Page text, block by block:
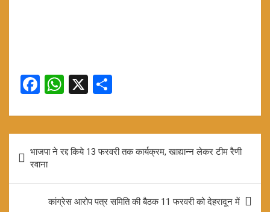
F
ce
o
o
k
W
at
s
A
p
p
X
ar
e
navigation
भाजपा ने रद्द किये 13 फरवरी तक कार्यक्रम, खाद्यान्न लेकर टीम रैणी
रवाना
कांग्रेस आरोप पत्र समिति की बैठक 11 फरवरी को देहरादून में